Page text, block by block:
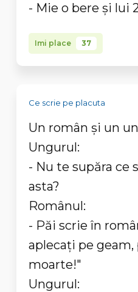
- Mie o bere şi lui
Imi place 37
Ce scrie pe placuta
Un român și un
Ungurul:
- Nu te supăra ce
asta?
Românul:
- Păi scrie în
aplecați pe geam,
moarte!"
Ungurul: